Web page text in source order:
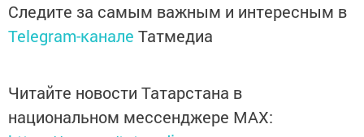
Следите за самым важным и интересным в
Telegram-канале Татмедиа
Читайте новости Татарстана в
национальном мессенджере MАХ: